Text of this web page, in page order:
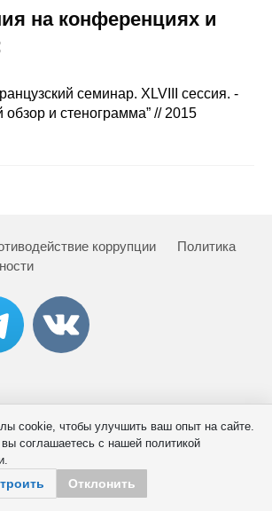
подразделения
для СМИ
журналов
на конференциях и
семинар. XLVIII сессия. -
обзор и стенограмма” // 2015
коррупции
Политика
cookie, чтобы улучшить ваш опыт на сайте.
соглашаетесь с нашей политикой
Отклонить